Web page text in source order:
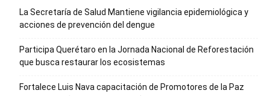
La Secretaría de Salud Mantiene vigilancia epidemiológica y
acciones de prevención del dengue
Participa Querétaro en la Jornada Nacional de Reforestación
que busca restaurar los ecosistemas
Fortalece Luis Nava capacitación de Promotores de la Paz